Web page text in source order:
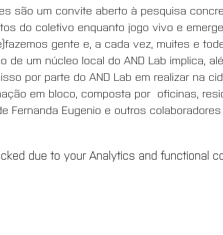
são um convite aberto à pesquisa
do coletivo enquanto jogo vivo e
gente e, a cada vez, muites e
de um núcleo local do AND Lab implica,
por parte do AND Lab em realizar na
em bloco, composta por  oficinas,
Fernanda Eugenio e outros
due to your Analytics and functional